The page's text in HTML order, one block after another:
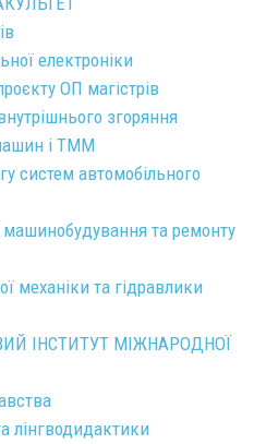
електроніки
ОП магістрів
згоряння
і ТММ
систем автомобільного
машинобудування та ремонту
механіки та гідравлики
ІНСТИТУТ МІЖНАРОДНОЇ
лінгводидактики